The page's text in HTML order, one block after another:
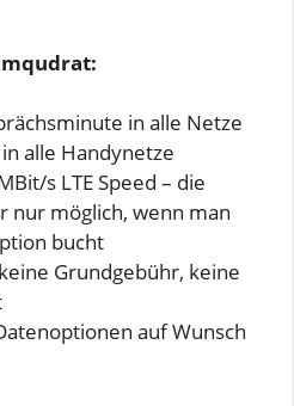
in alle Netze
alle Handynetze
s LTE Speed – die
nur möglich, wenn man
bucht
Grundgebühr, keine
auf Wunsch